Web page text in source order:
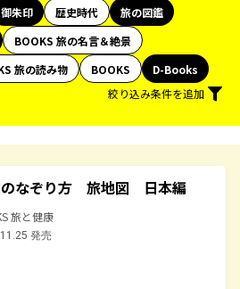
御朱印 歴史時代
旅の図鑑
BOOKS 旅の名言＆絶景
旅の読み物 BOOKS
D-Books
絞り込み条件を追加
なぞり方 旅地図 日本編
旅と健康
発売